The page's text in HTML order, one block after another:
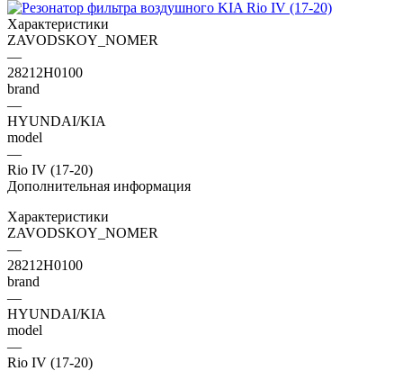
Характеристики
ZAVODSKOY_NOMER
—
28212H0100
brand
—
HYUNDAI/KIA
model
—
Rio IV (17-20)
Дополнительная информация
Характеристики
ZAVODSKOY_NOMER
—
28212H0100
brand
—
HYUNDAI/KIA
model
—
Rio IV (17-20)